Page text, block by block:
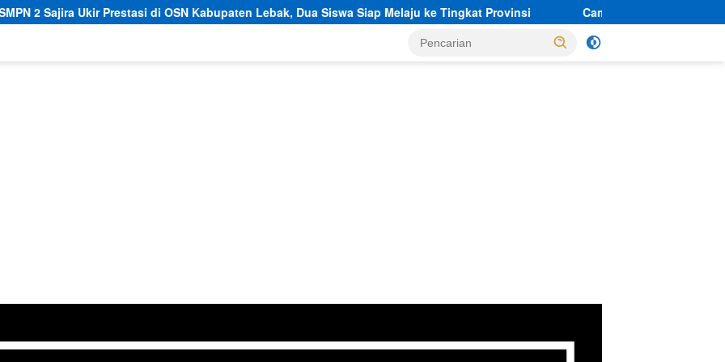
di OSN Kabupaten Lebak, Dua Siswa Siap Melaju ke Tingkat Provinsi Camat Sajira Perkuat Sinergi Pelayanan Publik